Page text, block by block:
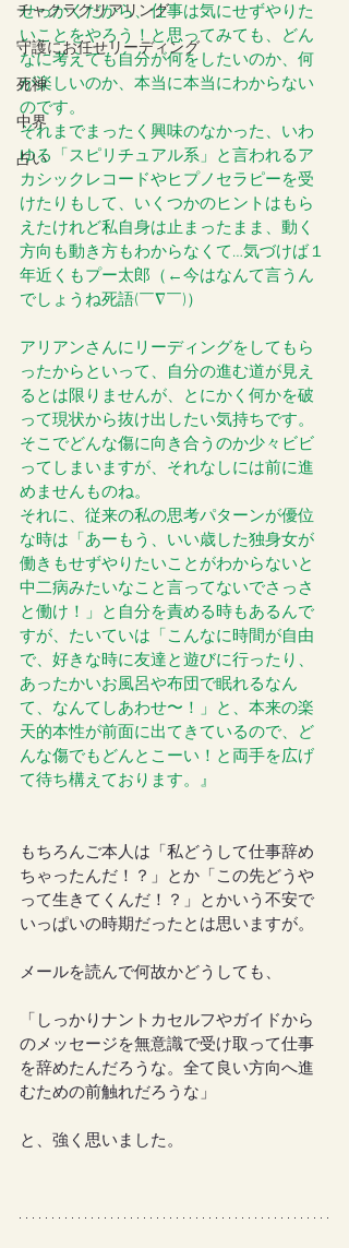
チャクラクリアリング
守護にお任せリーディング
死神
中界
占い
せっかくだから、仕事は気にせずやりた
いことをやろう！と思ってみても、どん
なに考えても自分が何をしたいのか、何
が楽しいのか、本当に本当にわからない
のです。
それまでまったく興味のなかった、いわ
ゆる「スピリチュアル系」と言われるア
カシックレコードやヒプノセラピーを受
けたりもして、いくつかのヒントはもら
えたけれど私自身は止まったまま、動く
方向も動き方もわからなくて…気づけば１
年近くもプー太郎（←今はなんて言うん
でしょうね死語(￣∇￣)）
アリアンさんにリーディングをしてもら
ったからといって、自分の進む道が見え
るとは限りませんが、とにかく何かを破
って現状から抜け出したい気持ちです。
そこでどんな傷に向き合うのか少々ビビ
ってしまいますが、それなしには前に進
めませんものね。
それに、従来の私の思考パターンが優位
な時は「あーもう、いい歳した独身女が
働きもせずやりたいことがわからないと
中二病みたいなこと言ってないでさっさ
と働け！」と自分を責める時もあるんで
すが、たいていは「こんなに時間が自由
で、好きな時に友達と遊びに行ったり、
あったかいお風呂や布団で眠れるなん
て、なんてしあわせ〜！」と、本来の楽
天的本性が前面に出てきているので、ど
んな傷でもどんとこーい！と両手を広げ
て待ち構えております。』
もちろんご本人は「私どうして仕事辞め
ちゃったんだ！？」とか「この先どうや
って生きてくんだ！？」とかいう不安で
いっぱいの時期だったとは思いますが。
メールを読んで何故かどうしても、
「しっかりナントカセルフやガイドから
のメッセージを無意識で受け取って仕事
を辞めたんだろうな。全て良い方向へ進
むための前触れだろうな」
と、強く思いました。